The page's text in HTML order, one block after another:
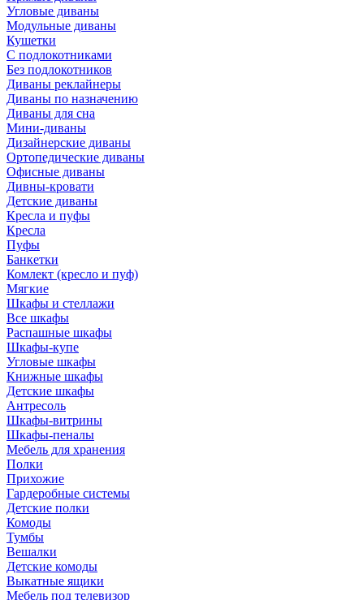
Угловые диваны
Модульные диваны
Кушетки
С подлокотниками
Без подлокотников
Диваны реклайнеры
Диваны по назначению
Диваны для сна
Мини-диваны
Дизайнерские диваны
Ортопедические диваны
Офисные диваны
Дивны-кровати
Детские диваны
Кресла и пуфы
Кресла
Пуфы
Банкетки
Комлект (кресло и пуф)
Мягкие
Шкафы и стеллажи
Все шкафы
Распашные шкафы
Шкафы-купе
Угловые шкафы
Книжные шкафы
Детские шкафы
Антресоль
Шкафы-витрины
Шкафы-пеналы
Мебель для хранения
Полки
Прихожие
Гардеробные системы
Детские полки
Комоды
Тумбы
Вешалки
Детские комоды
Выкатные ящики
Мебель под телевизор